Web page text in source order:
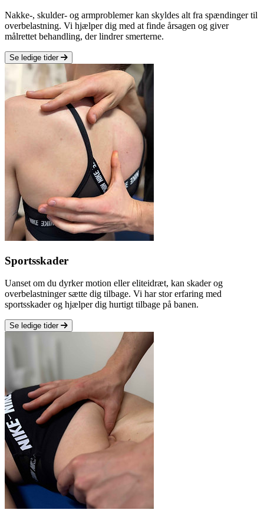
Nakke-, skulder- og armproblemer kan skyldes alt fra spændinger til
overbelastning. Vi hjælper dig med at finde årsagen og giver
målrettet behandling, der lindrer smerterne.
Se ledige tider
Sportsskader
Uanset om du dyrker motion eller eliteidræt, kan skader og
overbelastninger sætte dig tilbage. Vi har stor erfaring med
sportsskader og hjælper dig hurtigt tilbage på banen.
Se ledige tider